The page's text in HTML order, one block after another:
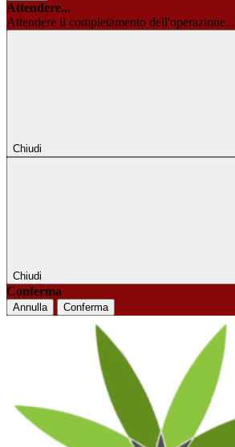
Attendere...
Attendere il completamento dell'operazione...
Chiudi
Chiudi
Conferma
Annulla Conferma